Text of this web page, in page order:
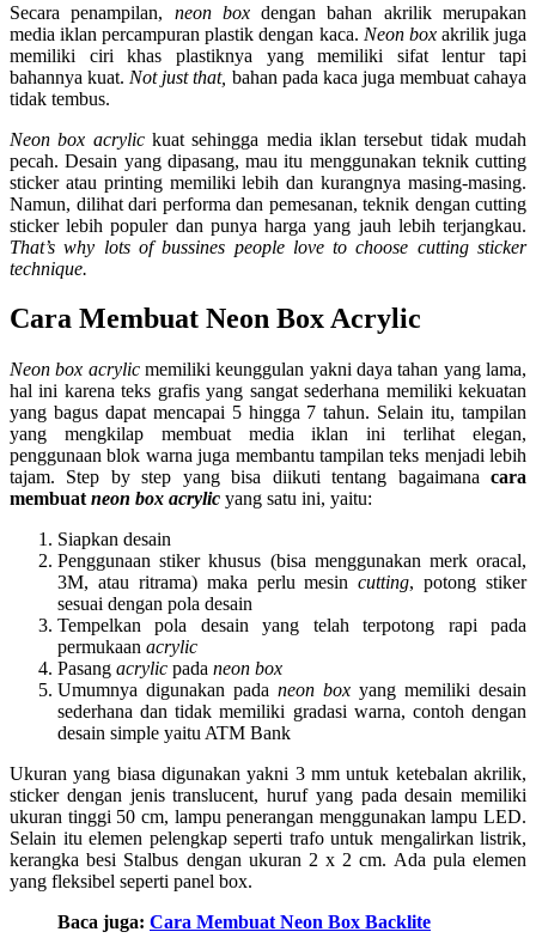
Secara penampilan, neon boxdengan bahan akrilik merupakan
media iklan percampuran plastik dengan kaca. Neon boxakrilik juga
memiliki ciri khas plastiknya yang memiliki sifat lentur tapi
bahannya kuat. Not just that, bahan pada kaca juga membuat cahaya
tidak tembus.
Neon box acrylickuat sehingga media iklan tersebut tidak mudah
pecah. Desain yang dipasang, mau itu menggunakan teknik cutting
sticker atau printing memiliki lebih dan kurangnya masing-masing.
Namun, dilihat dari performa dan pemesanan, teknik dengan cutting
sticker lebih populer dan punya harga yang jauh lebih terjangkau.
That’s why lots of bussines people love to choose cutting sticker
technique.
Cara Membuat Neon Box Acrylic
Neon box acrylicmemiliki keunggulan yakni daya tahan yang lama,
hal ini karena teks grafis yang sangat sederhana memiliki kekuatan
yang bagus dapat mencapai 5 hingga 7 tahun. Selain itu, tampilan
yang mengkilap membuat media iklan ini terlihat elegan,
penggunaan blok warna juga membantu tampilan teks menjadi lebih
tajam. Step by step yang bisa diikuti tentang bagaimana cara
membuat neon box acrylic yang satu ini, yaitu:
Siapkan desain
Penggunaan stiker khusus (bisa menggunakan merk oracal,
3M, atau ritrama) maka perlu mesincutting, potong stiker
sesuai dengan pola desain
Tempelkan pola desain yang telah terpotong rapi pada
permukaan acrylic
Pasang acrylic pada neon box
Umumnya digunakan pada neon box yang memiliki desain
sederhana dan tidak memiliki gradasi warna, contoh dengan
desain simple yaitu ATM Bank
Ukuran yang biasa digunakan yakni 3 mm untuk ketebalan akrilik,
sticker dengan jenis translucent, huruf yang pada desain memiliki
ukuran tinggi 50 cm, lampu penerangan menggunakan lampu LED.
Selain itu elemen pelengkap seperti trafo untuk mengalirkan listrik,
kerangka besi Stalbus dengan ukuran 2 x 2 cm. Ada pula elemen
yang fleksibel seperti panel box.
Baca juga: Cara Membuat Neon Box Backlite